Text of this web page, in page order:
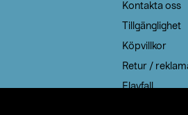
Kontakta oss
Tillgänglighet
Köpvillkor
Retur /
Elavfall